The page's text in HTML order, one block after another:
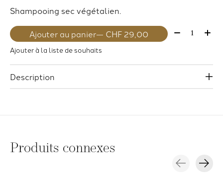
Shampooing sec végétalien.
Ajouter au panier — CHF 29,00 Quantité:
Ajouter à la liste de souhaits
Description
Produits connexes